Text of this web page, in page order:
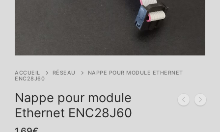
ACCUEIL RÉSEAU
NAPPE POUR MODULE ETHERNET
ENC28J60
Nappe pour module
Ethernet ENC28J60